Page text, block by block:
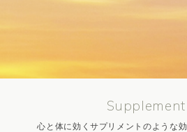
心と体に効くサプリメントのような